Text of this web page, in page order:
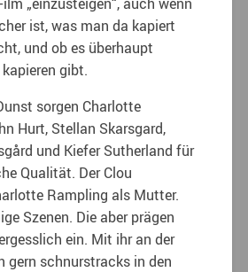
ist, was man da kapiert
und ob es überhaupt
gibt.
sorgen Charlotte
Hurt, Stellan Skarsgard,
und Kiefer Sutherland für
Qualität. Der Clou
Rampling als Mutter.
Szenen. Die aber prägen
ein. Mit ihr an der
gern schnurstracks in den